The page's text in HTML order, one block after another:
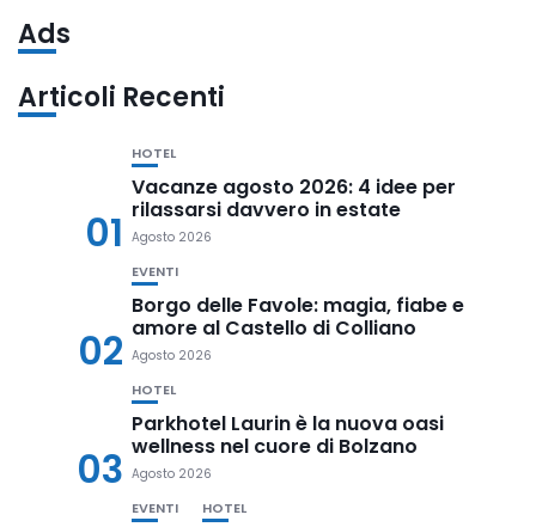
Ads
Articoli Recenti
01
HOTEL
Vacanze agosto 2026: 4 idee per
rilassarsi davvero in estate
Agosto 2026
02
EVENTI
Borgo delle Favole: magia, fiabe e
amore al Castello di Colliano
Agosto 2026
03
HOTEL
Parkhotel Laurin è la nuova oasi
wellness nel cuore di Bolzano
Agosto 2026
EVENTI HOTEL